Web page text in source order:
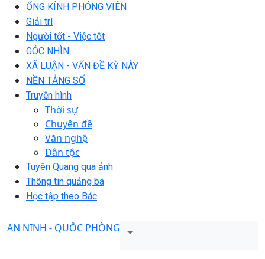
ỐNG KÍNH PHÓNG VIÊN
Giải trí
Người tốt - Việc tốt
GÓC NHÌN
XÃ LUẬN - VẤN ĐỀ KỲ NÀY
NỀN TẢNG SỐ
Truyền hình
Thời sự
Chuyên đề
Văn nghệ
Dân tộc
Tuyên Quang qua ảnh
Thông tin quảng bá
Học tập theo Bác
AN NINH - QUỐC PHÒNG